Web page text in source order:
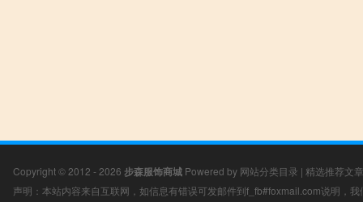
Copyright © 2012 - 2026 步森服饰商城 Powered by 网站分类目录 | 精选推荐文章
声明：本站内容来自互联网，如信息有错误可发邮件到f_fb#foxmail.com说明，